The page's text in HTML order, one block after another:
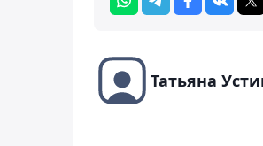
Татьяна